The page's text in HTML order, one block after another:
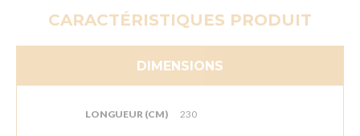
CARACTÉRISTIQUES PRODUIT
DIMENSIONS
LONGUEUR (CM) 230